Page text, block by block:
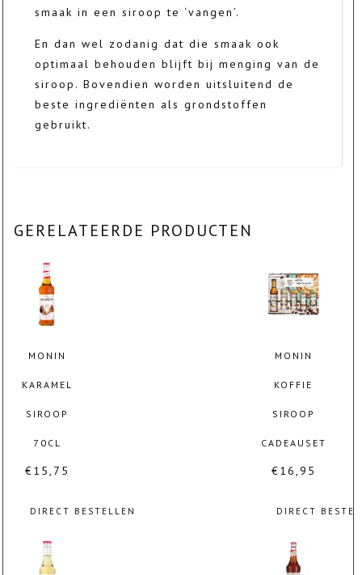
smaak in een siroop te ‘vangen’.
En dan wel zodanig dat die smaak ook
optimaal behouden blijft bij menging van de
siroop. Bovendien worden uitsluitend de
beste ingrediënten als grondstoffen
gebruikt.
GERELATEERDE PRODUCTEN
MONIN
KARAMEL
SIROOP
70CL
€15,75
DIRECT BESTELLEN
MONIN
KOFFIE
SIROOP
CADEAUSET
€16,95
DIRECT